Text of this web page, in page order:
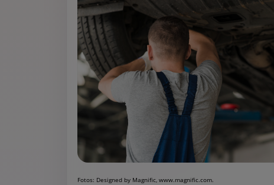
Fotos: Designed by Magnific, www.magnific.com.